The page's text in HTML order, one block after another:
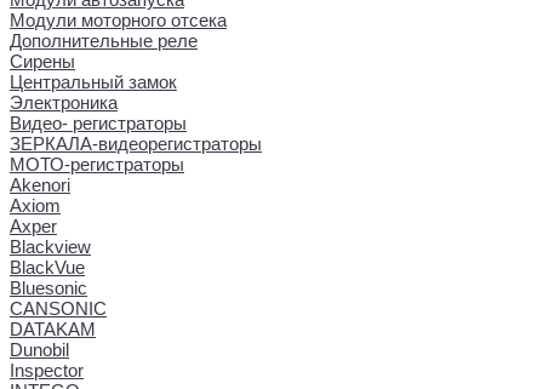
Модули моторного отсека
Дополнительные реле
Сирены
Центральный замок
Электроника
Видео- регистраторы
ЗЕРКАЛА-видеорегистраторы
МОТО-регистраторы
Akenori
Axiom
Axper
Blackview
BlackVue
Bluesonic
CANSONIC
DATAKAM
Dunobil
Inspector